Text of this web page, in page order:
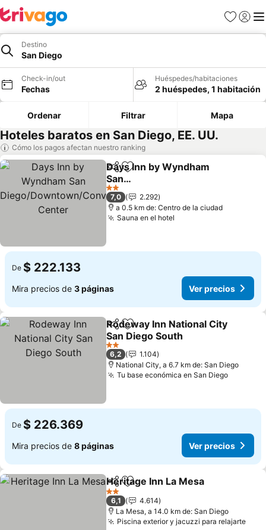
Favoritos
Iniciar
Destino
San Diego
Check-in/out
Fechas
Huéspedes/habitaciones
2 huéspedes, 1 habitación
Ordenar Filtrar Mapa
Hoteles baratos en San Diego, EE. UU.
Cómo los pagos afectan nuestro ranking
CompartirAgregar a favoritos
Days Inn by Wyndham
San
Diego/Downtown/Conve
ntion Center
Ver precios
2 Estrellas
7,0
2.292
a 0.5 km de: Centro de la ciudad
Sauna en el hotel
De $ 222.133
Mira precios de 3 páginas Ver precios
CompartirAgregar a favoritos
Rodeway Inn National City
San Diego South
Ver precios
2 Estrellas
6,2
1.104
National City, a 6.7 km de: San Diego
Tu base económica en San DiegoVer
De $ 226.369
Mira precios de 8 páginas Ver precios
CompartirAgregar a favoritos
Heritage Inn La Mesa
2 Estrellas
6,1
4.614
La Mesa, a 14.0 km de: San Diego
Piscina exterior y jacuzzi para relajarteVer